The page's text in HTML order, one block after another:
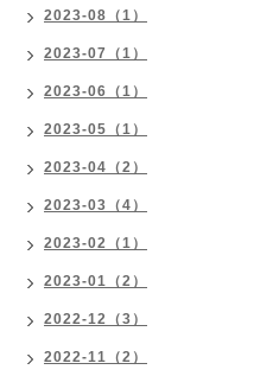
2023-08（1）
2023-07（1）
2023-06（1）
2023-05（1）
2023-04（2）
2023-03（4）
2023-02（1）
2023-01（2）
2022-12（3）
2022-11（2）